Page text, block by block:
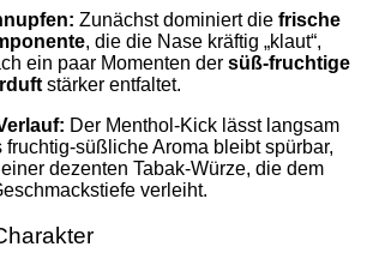
Zunächst dominiert die frische
, die die Nase kräftig „klaut“,
ein paar Momenten der süß-fruchtige
stärker entfaltet.
Der Menthol-Kick lässt langsam
fruchtig-süßliche Aroma bleibt spürbar,
dezenten Tabak-Würze, die dem
verleiht.